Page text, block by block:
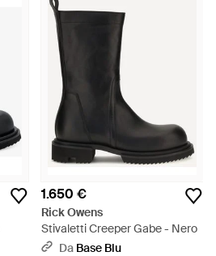
1.650 €
Rick Owens
Stivaletti Creeper Gabe - Nero
Da Base Blu